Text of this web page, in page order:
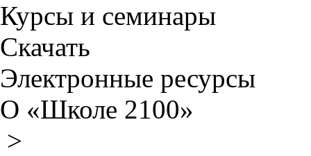
Курсы и семинары
Скачать
Электронные ресурсы
О «Школе 2100»
>